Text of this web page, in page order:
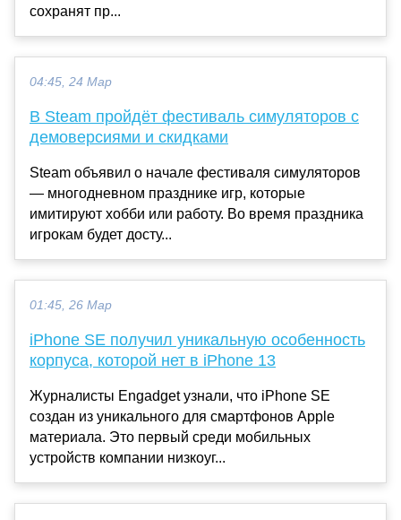
сохранят пр...
04:45, 24 Мар
В Steam пройдёт фестиваль симуляторов с
демоверсиями и скидками
Steam объявил о начале фестиваля симуляторов
— многодневном празднике игр, которые
имитируют хобби или работу. Во время праздника
игрокам будет досту...
01:45, 26 Мар
iPhone SE получил уникальную особенность
корпуса, которой нет в iPhone 13
Журналисты Engadget узнали, что iPhone SE
создан из уникального для смартфонов Apple
материала. Это первый среди мобильных
устройств компании низкоуг...